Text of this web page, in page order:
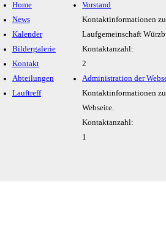
Home
News
Kalender
Bildergalerie
Kontakt
Abteilungen
Lauftreff
Vorstand
Kontaktinformationen
Laufgemeinschaft
Kontaktanzahl:
2
Administration der
Kontaktinformationen
Webseite.
Kontaktanzahl:
1